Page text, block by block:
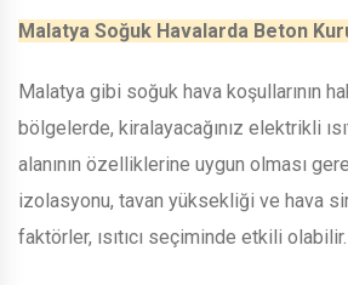
Malatya Soğuk Havalarda Beton
Malatya gibi soğuk hava koşullarının
bölgelerde, kiralayacağınız elektrikli
alanının özelliklerine uygun olması
izolasyonu, tavan yüksekliği ve hava
faktörler, ısıtıcı seçiminde etkili olabilir.